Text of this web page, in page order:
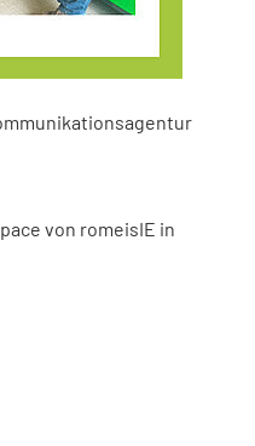
von romeisIE in